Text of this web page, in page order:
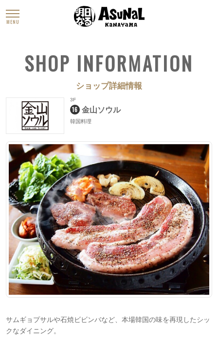
MENU
SHOP INFORMATION
ショップ詳細情報
3F
16 金山ソウル
韓国料理
サムギョプサルや石焼ビビンバなど、本場韓国の味を再現したシッ
クなダイニング。